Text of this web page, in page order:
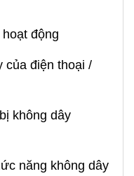
động
của điện thoại /
không dây
năng không dây